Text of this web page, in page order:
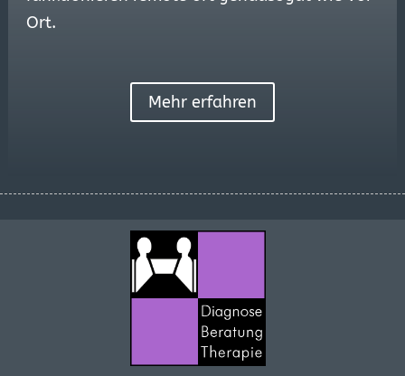
Ort.
Mehr erfahren